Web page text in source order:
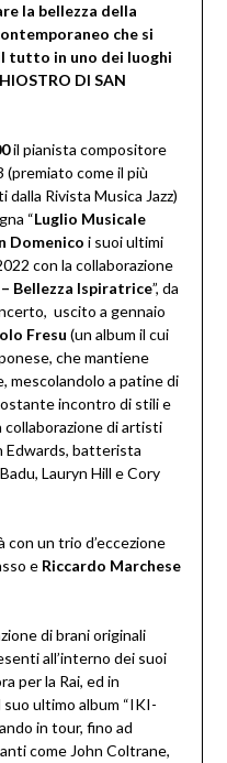
la bellezza della
che si
il tutto in uno dei luoghi
DI SAN
il pianista compositore
(premiato come il più
Rivista Musica Jazz)
“Luglio Musicale
Domenico i suoi ultimi
con la collaborazione
– Bellezza Ispiratrice”, da
uscito a gennaio
Fresu (un album il cui
che mantiene
mescolandolo a patine di
incontro di stili e
di artisti
Edwards, batterista
Lauryn Hill e Cory
un trio d’eccezione
e Riccardo Marchese
di brani originali
all’interno dei suoi
per la Rai, ed in
ultimo album “IKI-
in tour, fino ad
come John Coltrane,